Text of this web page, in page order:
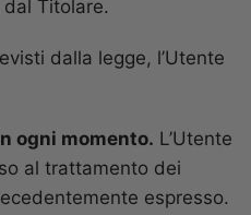
Titolare.
dalla legge, l’Utente
ogni momento. L’Utente
al trattamento dei
espresso.